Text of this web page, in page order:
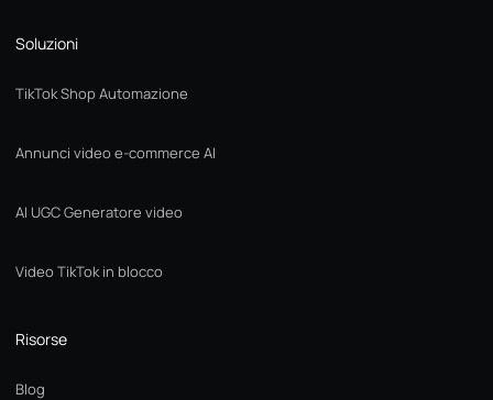
Soluzioni
TikTok Shop Automazione
Annunci video e-commerce AI
AI UGC Generatore video
Video TikTok in blocco
Risorse
Blog